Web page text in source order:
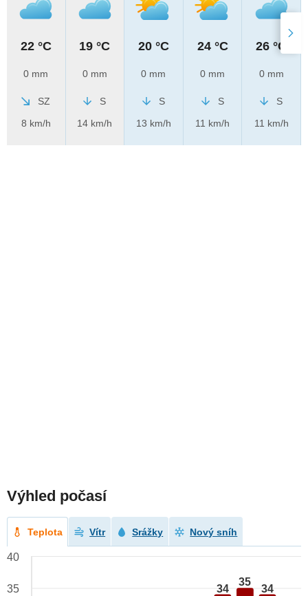
22 °C
0 mm
SZ
8 km/h
19 °C
0 mm
S
14 km/h
20 °C
0 mm
S
13 km/h
24 °C
0 mm
S
11 km/h
26 °C
0 mm
S
11 km/h
Výhled počasí
Teplota Vítr Srážky Nový sníh
34
35
34
40
35